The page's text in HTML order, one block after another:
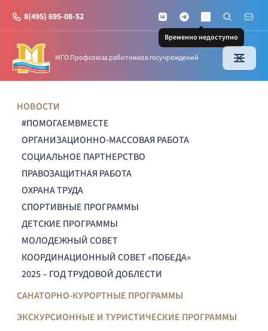
8(495) 695-08-52 VKontakteTelegramMAX
Временно недоступно
Поиск по
Почта
МГО Профсоюза работников госучреждений
НОВОСТИ
#ПОМОГАЕМВМЕСТЕ
ОРГАНИЗАЦИОННО-МАССОВАЯ РАБОТА
СОЦИАЛЬНОЕ ПАРТНЕРСТВО
ПРАВОЗАЩИТНАЯ РАБОТА
ОХРАНА ТРУДА
СПОРТИВНЫЕ ПРОГРАММЫ
ДЕТСКИЕ ПРОГРАММЫ
МОЛОДЕЖНЫЙ СОВЕТ
КООРДИНАЦИОННЫЙ СОВЕТ «ПОБЕДА»
2025 – ГОД ТРУДОВОЙ ДОБЛЕСТИ
САНАТОРНО-КУРОРТНЫЕ ПРОГРАММЫ
ЭКСКУРСИОННЫЕ И ТУРИСТИЧЕСКИЕ ПРОГРАММЫ